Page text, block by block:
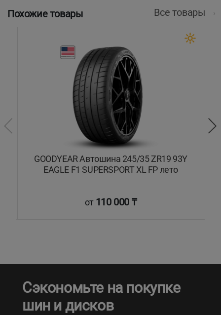
Похожие товары Все товары
GOODYEAR Автошина 245/35 ZR19 93Y
EAGLE F1 SUPERSPORT XL FP лето
от 110 000 ₸
Сэкономьте на покупке
шин и дисков